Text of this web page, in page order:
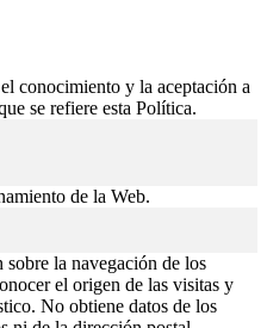
conocimiento y la aceptación a
se refiere esta Política.
de la Web.
la navegación de los
el origen de las visitas y
No obtiene datos de los